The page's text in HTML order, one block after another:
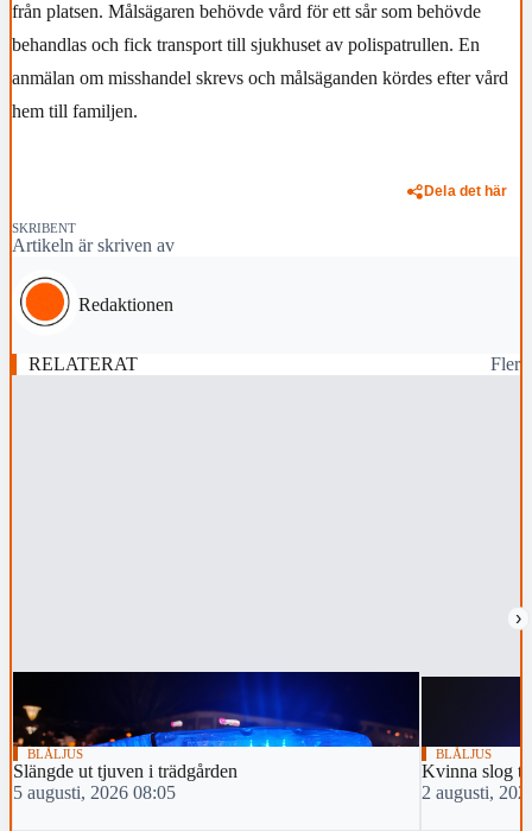
från platsen. Målsägaren behövde vård för ett sår som behövde
behandlas och fick transport till sjukhuset av polispatrullen. En
anmälan om misshandel skrevs och målsäganden kördes efter vård
hem till familjen.
Dela det här
SKRIBENT
Artikeln är skriven av
Redaktionen
RELATERAT Fler
›
BLÅLJUS
Slängde ut tjuven i trädgården
5 augusti, 2026 08:05
BLÅLJUS
Kvinna slog
2 augusti,